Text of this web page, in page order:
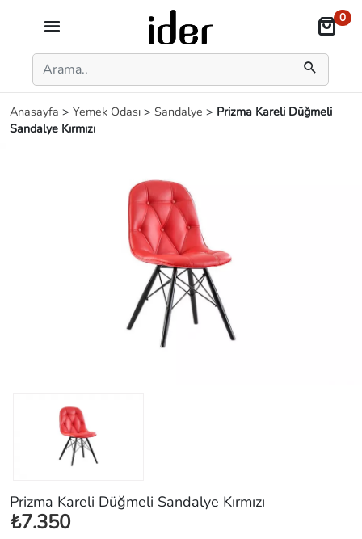
0
Anasayfa > Yemek Odası > Sandalye > Prizma Kareli Düğmeli
Sandalye Kırmızı
Prizma Kareli Düğmeli Sandalye Kırmızı
₺7.350